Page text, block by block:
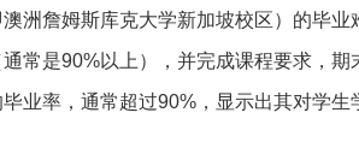
洲詹姆斯库克大学新加坡校区）的毕
常是90%以上），并完成课程要求，
业率，通常超过90%，显示出其对学生